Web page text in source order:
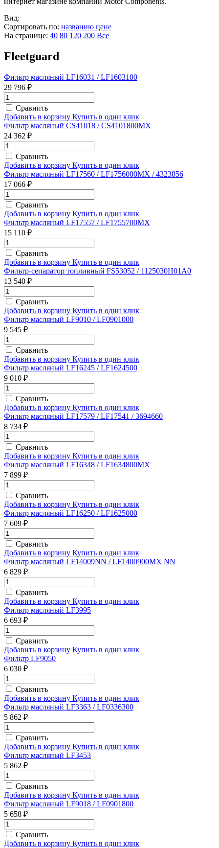
Вид:
Сортировать по: названию цене
На странице: 40 80 120 200 Все
Fleetguard
Фильтр масляный LF16031 / LF1603100
29 796 ₽
Сравнить
Добавить в корзину Купить в один клик
Фильтр масляный CS41018 / CS4101800MX
24 362 ₽
Сравнить
Добавить в корзину Купить в один клик
Фильтр масляный LF17560 / LF1756000MX / 4323856
17 066 ₽
Сравнить
Добавить в корзину Купить в один клик
Фильтр масляный LF17557 / LF1755700MX
15 110 ₽
Сравнить
Добавить в корзину Купить в один клик
Фильтр-сепаратор топливный FS53052 / 1125030H01A0
13 540 ₽
Сравнить
Добавить в корзину Купить в один клик
Фильтр масляный LF9010 / LF0901000
9 545 ₽
Сравнить
Добавить в корзину Купить в один клик
Фильтр масляный LF16245 / LF1624500
9 010 ₽
Сравнить
Добавить в корзину Купить в один клик
Фильтр масляный LF17579 / LF17541 / 3694660
8 734 ₽
Сравнить
Добавить в корзину Купить в один клик
Фильтр масляный LF16348 / LF1634800MX
7 899 ₽
Сравнить
Добавить в корзину Купить в один клик
Фильтр масляный LF16250 / LF1625000
7 609 ₽
Сравнить
Добавить в корзину Купить в один клик
Фильтр масляный LF14009NN / LF1400900MX NN
6 829 ₽
Сравнить
Добавить в корзину Купить в один клик
Фильтр масляный LF3995
6 693 ₽
Сравнить
Добавить в корзину Купить в один клик
Фильтр LF9050
6 030 ₽
Сравнить
Добавить в корзину Купить в один клик
Фильтр масляный LF3363 / LF0336300
5 862 ₽
Сравнить
Добавить в корзину Купить в один клик
Фильтр масляный LF3453
5 862 ₽
Сравнить
Добавить в корзину Купить в один клик
Фильтр масляный LF9018 / LF0901800
5 658 ₽
Сравнить
Добавить в корзину Купить в один клик